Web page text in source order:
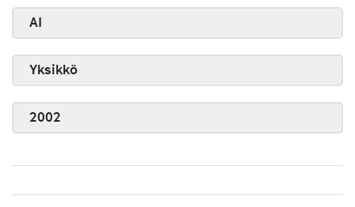
AI
Yksikkö
2002